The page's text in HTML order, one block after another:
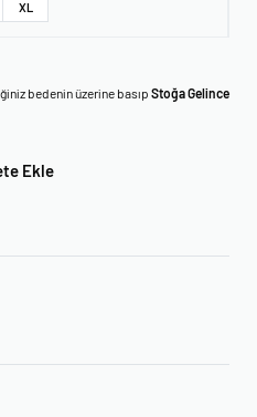
XL
bedenin üzerine basıp Stoğa Gelince
Ekle